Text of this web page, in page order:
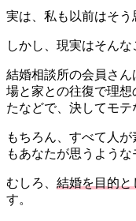
実は、私も以前はそう
しかし、現実はそんな
結婚相談所の会員さ
場と家との往復で理
たなどで、決してモテ
もちろん、すべて人
もあなたが思うよう
むしろ、 結婚を目的と
す。